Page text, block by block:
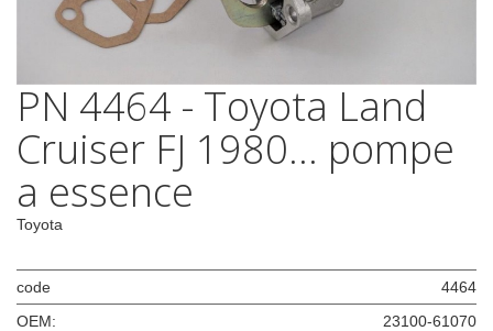
PN 4464 - Toyota Land
Cruiser FJ 1980... pompe
a essence
Toyota
code
4464
OEM:
23100-61070